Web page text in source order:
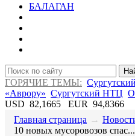
БАЛАГАН
ГОРЯЧИЕ ТЕМЫ:
«Аврору» Сургутский НТЦ
USD 82,1665 EUR 94,8366
Главная страница →
​10 новых мусоровозов спас...